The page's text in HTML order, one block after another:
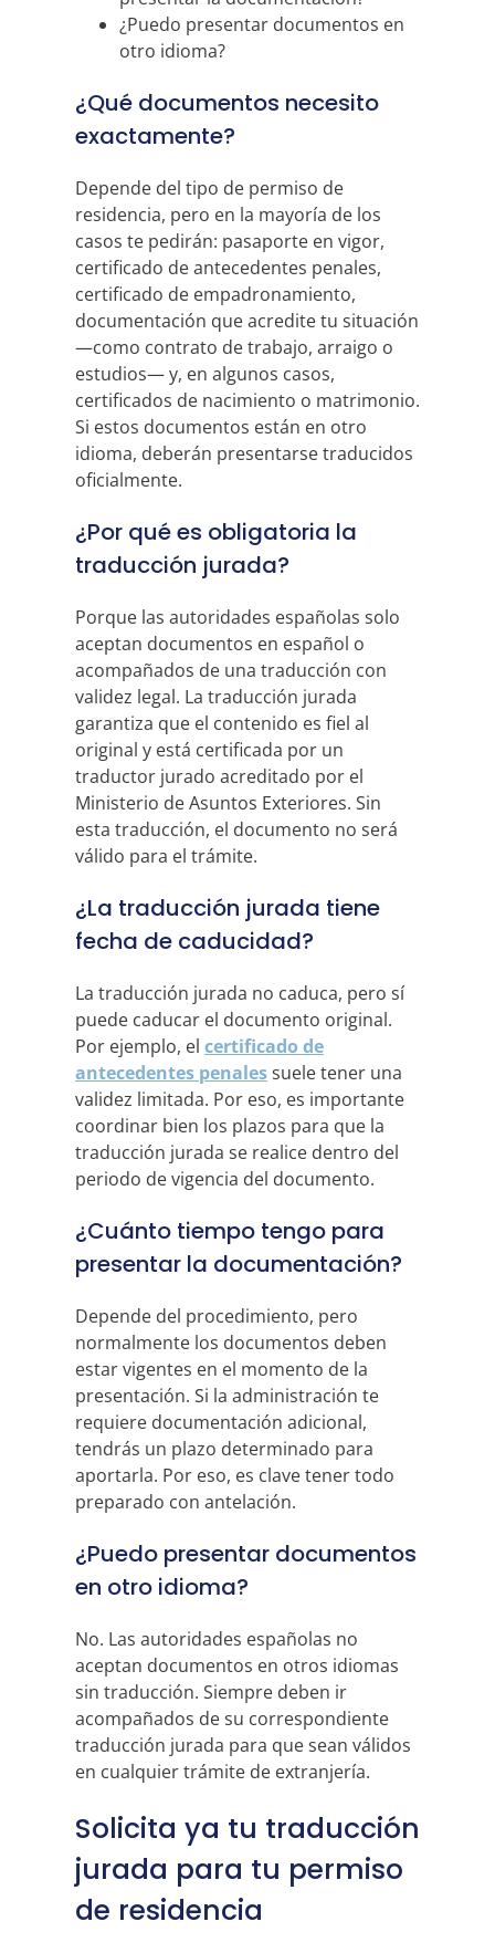
¿Puedo presentar documentos en
otro idioma?
¿Qué documentos necesito
exactamente?
Depende del tipo de permiso de
residencia, pero en la mayoría de los
casos te pedirán: pasaporte en vigor,
certificado de antecedentes penales,
certificado de empadronamiento,
documentación que acredite tu situación
—como contrato de trabajo, arraigo o
estudios— y, en algunos casos,
certificados de nacimiento o matrimonio.
Si estos documentos están en otro
idioma, deberán presentarse traducidos
oficialmente.
¿Por qué es obligatoria la
traducción jurada?
Porque las autoridades españolas solo
aceptan documentos en español o
acompañados de una traducción con
validez legal. La traducción jurada
garantiza que el contenido es fiel al
original y está certificada por un
traductor jurado acreditado por el
Ministerio de Asuntos Exteriores. Sin
esta traducción, el documento no será
válido para el trámite.
¿La traducción jurada tiene
fecha de caducidad?
La traducción jurada no caduca, pero sí
puede caducar el documento original.
Por ejemplo, el certificado de
antecedentes penalessuele tener una
validez limitada. Por eso, es importante
coordinar bien los plazos para que la
traducción jurada se realice dentro del
periodo de vigencia del documento.
¿Cuánto tiempo tengo para
presentar la documentación?
Depende del procedimiento, pero
normalmente los documentos deben
estar vigentes en el momento de la
presentación. Si la administración te
requiere documentación adicional,
tendrás un plazo determinado para
aportarla. Por eso, es clave tener todo
preparado con antelación.
¿Puedo presentar documentos
en otro idioma?
No. Las autoridades españolas no
aceptan documentos en otros idiomas
sin traducción. Siempre deben ir
acompañados de su correspondiente
traducción jurada para que sean válidos
en cualquier trámite de extranjería.
Solicita ya tu traducción
jurada para tu permiso
de residencia